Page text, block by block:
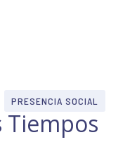
PRESENCIA SOCIAL
Tiempos